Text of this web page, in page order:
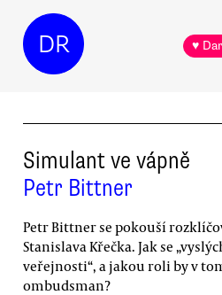
DR ♥
Simulant ve vápně
Petr Bittner
Petr Bittner se pokouší
Stanislava Křečka. Jak se
veřejnosti“, a jakou roli by v
ombudsman?